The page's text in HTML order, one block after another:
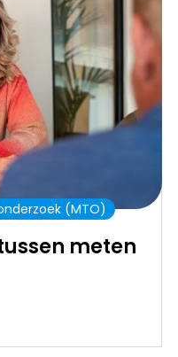
(MTO)
meten